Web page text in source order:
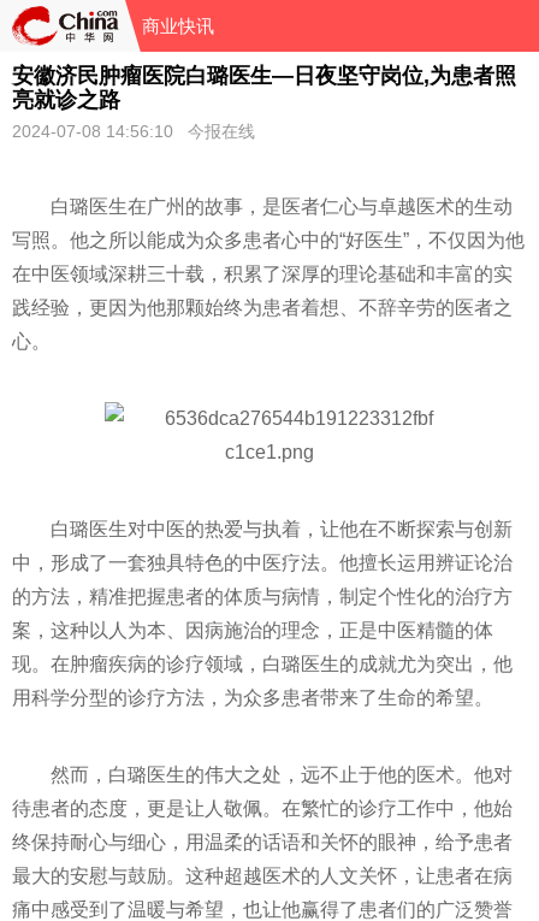
商业快讯
安徽济民肿瘤医院白璐医生—日夜坚守岗位,为患者照
亮就诊之路
2024-07-08 14:56:10 今报在线
白璐医生在广州的故事，是医者仁心与卓越医术的生动
写照。他之所以能成为众多患者心中的“好医生”，不仅因为他
在中医领域深耕三十载，积累了深厚的理论基础和丰富的实
践经验，更因为他那颗始终为患者着想、不辞辛劳的医者之
心。
白璐医生对中医的热爱与执着，让他在不断探索与创新
中，形成了一套独具特色的中医疗法。他擅长运用辨证论治
的方法，精准把握患者的体质与病情，制定个性化的治疗方
案，这种以人为本、因病施治的理念，正是中医精髓的体
现。在肿瘤疾病的诊疗领域，白璐医生的成就尤为突出，他
用科学分型的诊疗方法，为众多患者带来了生命的希望。
然而，白璐医生的伟大之处，远不止于他的医术。他对
待患者的态度，更是让人敬佩。在繁忙的诊疗工作中，他始
终保持耐心与细心，用温柔的话语和关怀的眼神，给予患者
最大的安慰与鼓励。这种超越医术的人文关怀，让患者在病
痛中感受到了温暖与希望，也让他赢得了患者们的广泛赞誉